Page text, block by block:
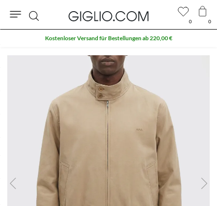
0 0
Suche
Kostenloser Versand für Bestellungen ab 220,00 €